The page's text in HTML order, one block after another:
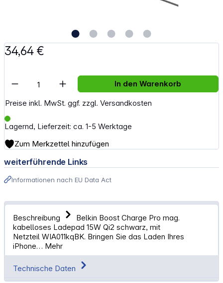
34,64 €
Preise inkl. MwSt. ggf. zzgl. Versandkosten
Lagernd, Lieferzeit: ca. 1-5 Werktage
Artikel Anzahl: Gib den gewünschten
In den Warenkorb
Zum Merkzettel hinzufügen
weiterführende Links
Informationen nach EU Data Act
Beschreibung
Belkin Boost Charge Pro mag.
kabelloses Ladepad 15W Qi2 schwarz, mit
Netzteil WIA011kqBK. Bringen Sie das Laden Ihres
iPhone… Mehr
Technische Daten